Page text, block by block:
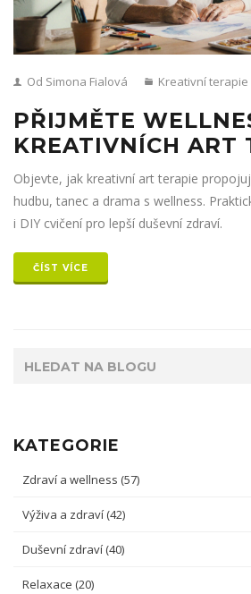
Od Simona Fialová Kreativní terapie
PŘIJMĚTE
KREATIVNÍCH ART
Objevte, jak kreativní art terapie
hudbu, tanec a drama s wellness.
i DIY cvičení pro lepší duševní zdraví.
ČÍST VÍCE
KATEGORIE
Zdraví a wellness (57)
Výživa a zdraví (42)
Duševní zdraví (40)
Relaxace (20)